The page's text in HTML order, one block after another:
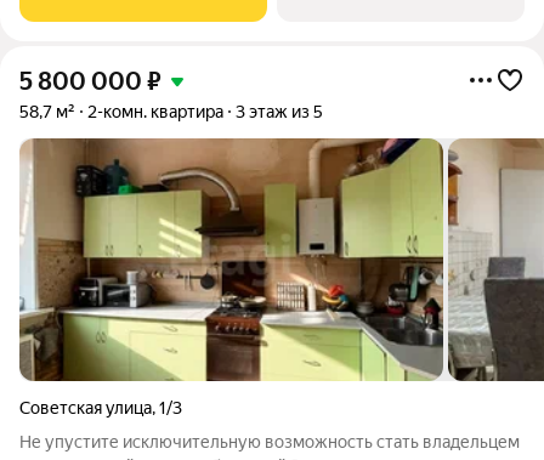
районе дальнего Завеличья. Дом выполнен в
5 800 000 ₽
58,7 м² 2-комн. квартира 3 этаж из 5
Советская улица,1/3
Не упустите исключительную возможность стать владельцем